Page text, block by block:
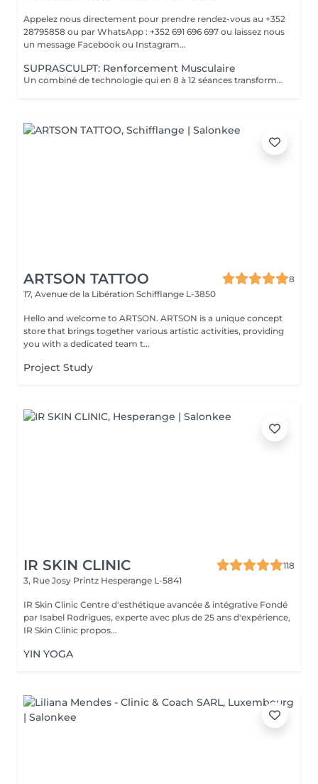
Appelez nous directement pour prendre rendez-vous au +352
28795858 ou par WhatsApp : +352 691 696 697 ou laissez nous
un message Facebook ou Instagram...
SUPRASCULPT: Renforcement Musculaire
Un combiné de technologie qui en 8 à 12 séances transformera votre silhouette sur une zone du corps.. Des abdos développés? des cuisses tonifiées ?? des bras remodelés?? alors n'hésitez plus !!
ARTSON TATTOO
8
17, Avenue de la Libération Schifflange L-3850
Hello and welcome to ARTSON. ARTSON is a unique concept
store that brings together various artistic activities, providing
you with a dedicated team t...
Project Study
IR SKIN CLINIC
118
3, Rue Josy Printz Hesperange L-5841
IR Skin Clinic Centre d'esthétique avancée & intégrative Fondé
par Isabel Rodrigues, experte avec plus de 25 ans d'expérience,
IR Skin Clinic propos...
YIN YOGA